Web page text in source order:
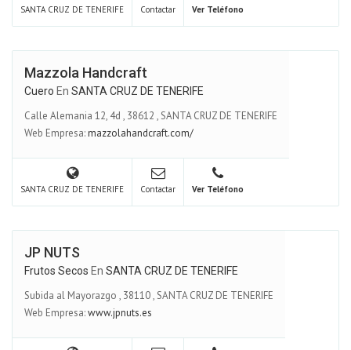
SANTA CRUZ DE TENERIFE Contactar Ver Teléfono
Mazzola Handcraft
Cuero En SANTA CRUZ DE TENERIFE
Calle Alemania 12, 4d , 38612 ,SANTA CRUZ DE TENERIFE
Web Empresa:mazzolahandcraft.com/
SANTA CRUZ DE TENERIFE Contactar Ver Teléfono
JP NUTS
Frutos Secos En SANTA CRUZ DE TENERIFE
Subida al Mayorazgo , 38110,SANTA CRUZ DE TENERIFE
Web Empresa:www.jpnuts.es